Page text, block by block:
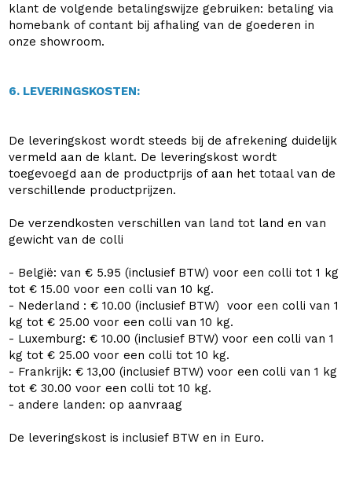
klant de volgende betalingswijze gebruiken: betaling via
homebank of contant bij afhaling van de goederen in
onze showroom.
6. LEVERINGSKOSTEN:
De leveringskost wordt steeds bij de afrekening duidelijk
vermeld aan de klant. De leveringskost wordt
toegevoegd aan de productprijs of aan het totaal van de
verschillende productprijzen.
De verzendkosten verschillen van land tot land en van
gewicht van de colli
- België: van € 5.95 (inclusief BTW) voor een colli tot 1 kg
tot € 15.00 voor een colli van 10 kg.
- Nederland : € 10.00 (inclusief BTW) voor een colli van 1
kg tot € 25.00 voor een colli van 10 kg.
- Luxemburg: € 10.00 (inclusief BTW) voor een colli van 1
kg tot € 25.00 voor een colli tot 10 kg.
- Frankrijk: € 13,00 (inclusief BTW) voor een colli van 1 kg
tot € 30.00 voor een colli tot 10 kg.
- andere landen: op aanvraag
De leveringskost is inclusief BTW en in Euro.